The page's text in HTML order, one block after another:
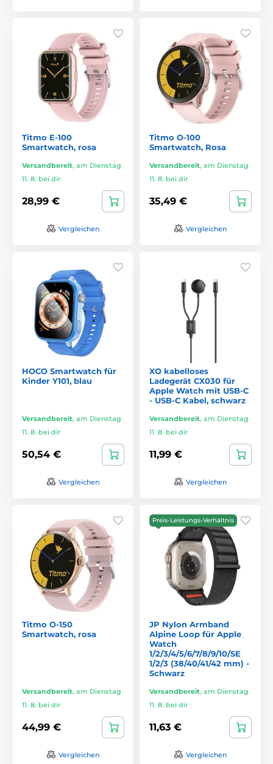
Titmo E-100
Smartwatch, rosa
Versandbereit, am Dienstag
11. 8. bei dir
28,99 €
Vergleichen
Titmo O-100
Smartwatch, Rosa
Versandbereit, am Dienstag
11. 8. bei dir
35,49 €
Vergleichen
HOCO Smartwatch für
Kinder Y101, blau
Versandbereit, am Dienstag
11. 8. bei dir
50,54 €
Vergleichen
XO kabelloses
Ladegerät CX030 für
Apple Watch mit USB-C
- USB-C Kabel, schwarz
Versandbereit, am Dienstag
11. 8. bei dir
11,99 €
Vergleichen
Titmo O-150
Smartwatch, rosa
Versandbereit, am Dienstag
11. 8. bei dir
44,99 €
Vergleichen
Preis-Leistungs-Verhältnis
JP Nylon Armband
Alpine Loop für Apple
Watch
1/2/3/4/5/6/7/8/9/10/SE
1/2/3 (38/40/41/42 mm) -
Schwarz
Versandbereit, am Dienstag
11. 8. bei dir
11,63 €
Vergleichen